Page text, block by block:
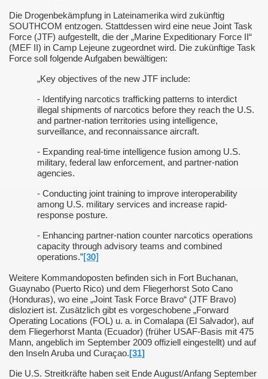
Die Drogenbekämpfung in Lateinamerika wird zukünftig
SOUTHCOM entzogen. Stattdessen wird eine neue Joint Task
Force (JTF) aufgestellt, die der „Marine Expeditionary Force II“
(MEF II) in Camp Lejeune zugeordnet wird. Die zukünftige Task
Force soll folgende Aufgaben bewältigen:
„Key objectives of the new JTF include:
- Identifying narcotics trafficking patterns to interdict
illegal shipments of narcotics before they reach the U.S.
and partner-nation territories using intelligence,
surveillance, and reconnaissance aircraft.
- Expanding real-time intelligence fusion among U.S.
military, federal law enforcement, and partner-nation
agencies.
- Conducting joint training to improve interoperability
among U.S. military services and increase rapid-
response posture.
- Enhancing partner-nation counter narcotics operations
capacity through advisory teams and combined
operations.” [30]
Weitere Kommandoposten befinden sich in Fort Buchanan,
Guaynabo (Puerto Rico) und dem Fliegerhorst Soto Cano
(Honduras), wo eine „Joint Task Force Bravo“ (JTF Bravo)
disloziert ist. Zusätzlich gibt es vorgeschobene „Forward
Operating Locations (FOL) u. a. in Comalapa (El Salvador), auf
dem Fliegerhorst Manta (Ecuador) (früher USAF-Basis mit 475
Mann, angeblich im September 2009 offiziell eingestellt) und auf
den Inseln Aruba und Curaçao.[31]
Die U.S. Streitkräfte haben seit Ende August/Anfang September